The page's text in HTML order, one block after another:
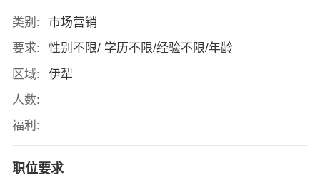
类别:
市场营销
要求:
性别不限/ 学历不限/经验不限/年龄
区域:
伊犁
人数:
福利:
职位要求